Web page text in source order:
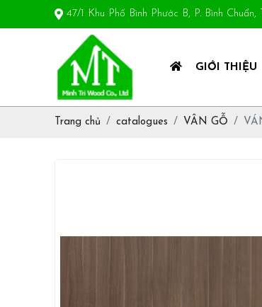
47/1 Khu Phố Bình Phước B, P. Bình
GIỚI THIỆU
Trang chủ catalogues VÂN GỖ